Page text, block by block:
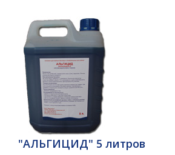
"АЛЬГИЦИД" 5 литров